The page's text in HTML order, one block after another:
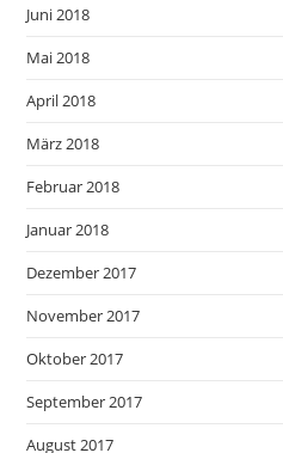
Juni 2018
Mai 2018
April 2018
März 2018
Februar 2018
Januar 2018
Dezember 2017
November 2017
Oktober 2017
September 2017
August 2017